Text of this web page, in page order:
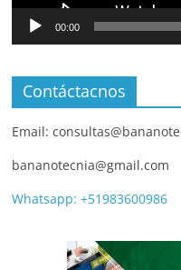
00:00
Contáctacnos
Email:
bananotecnia@gmail.com
Whatsapp: +51983600986